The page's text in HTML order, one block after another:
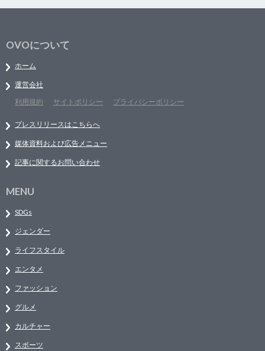
OVOについて
ホーム
運営会社
利用規約
サイトポリシー プライバシーポリシー
プレスリリースはこちらへ
媒体資料および広告メニュー
記事に関するお問い合わせ
MENU
SDGs
ジェンダー
ライフスタイル
エンタメ
ファッション
グルメ
カルチャー
スポーツ